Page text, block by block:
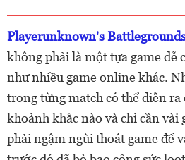
Playerunknown's
không phải là một tựa game dễ
như nhiều game online khác.
trong từng match có thể diễn ra
khoảnh khắc nào và chỉ cần vài
phải ngậm ngùi thoát game để